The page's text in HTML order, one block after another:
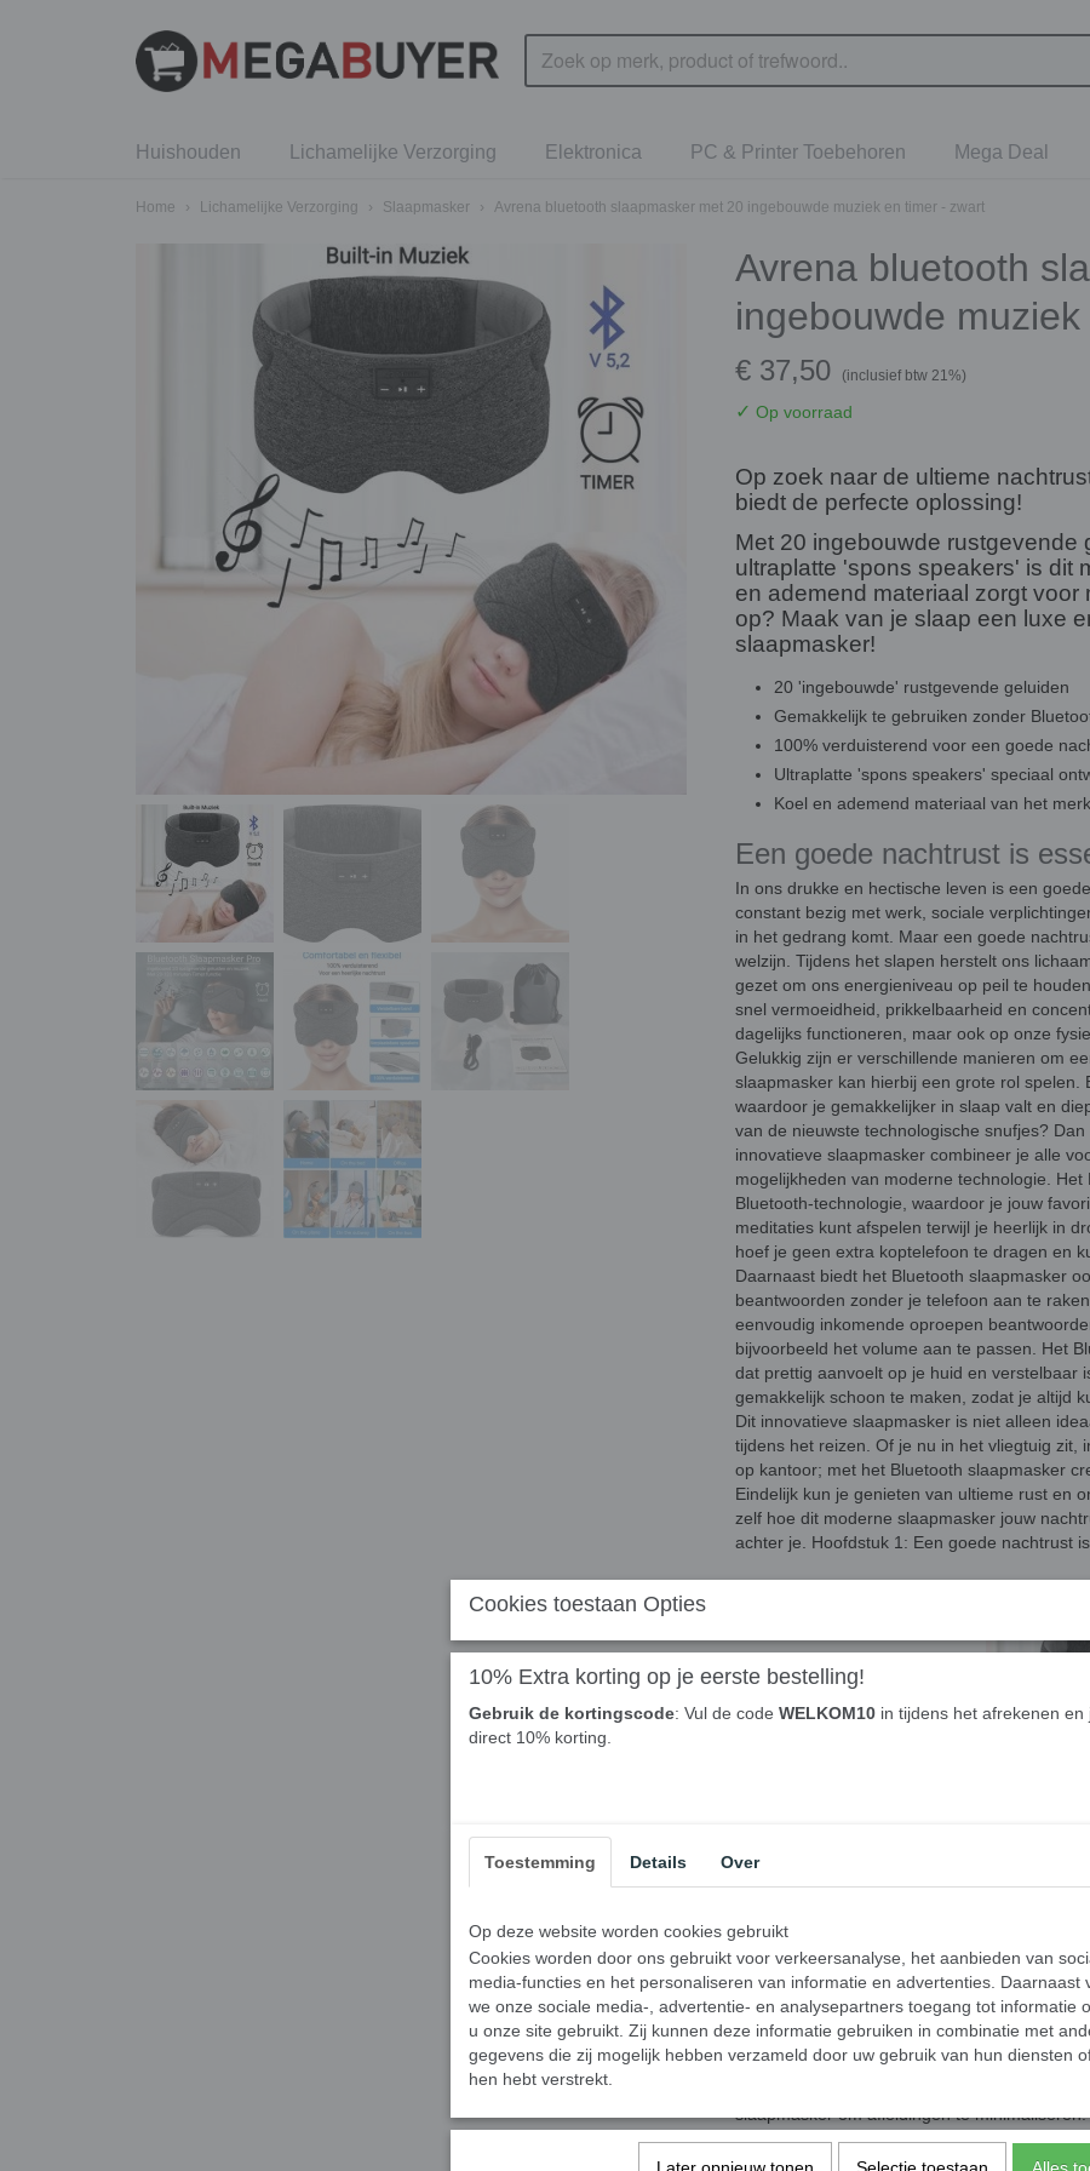
Huishouden Lichamelijke Verzorging Elektronica PC & Printer Toebehoren Mega Deal
Home › Lichamelijke Verzorging › Slaapmasker › Avrena bluetooth slaapmasker met 20 ingebouwde muziek en timer - zwart
Avrena bluetooth
ingebouwde
€ 37,50 (inclusief btw 21%)
✓ Op voorraad
Op zoek naar de ultieme
biedt de perfecte oplossing!
Met 20 ingebouwde rustgevende
ultraplatte 'spons speakers' is dit
en ademend materiaal zorgt voor
op? Maak van je slaap een luxe
slaapmasker!
20 'ingebouwde' rustgevende geluiden
Gemakkelijk te gebruiken zonder
100% verduisterend voor een goede
Ultraplatte 'spons speakers' speciaal
Koel en ademend materiaal van het
Een goede nachtrust is
In ons drukke en hectische leven is een
constant bezig met werk, sociale
in het gedrang komt. Maar een goede
welzijn. Tijdens het slapen herstelt ons
gezet om ons energieniveau op peil te
snel vermoeidheid, prikkelbaarheid en
dagelijks functioneren, maar ook op onze
Gelukkig zijn er verschillende manieren om
slaapmasker kan hierbij een grote rol spelen.
waardoor je gemakkelijker in slaap valt en
van de nieuwste technologische snufjes?
innovatieve slaapmasker combineer je alle
mogelijkheden van moderne technologie.
Bluetooth-technologie, waardoor je jouw
meditaties kunt afspelen terwijl je heerlijk in
hoef je geen extra koptelefoon te dragen en
Daarnaast biedt het Bluetooth slaapmasker
beantwoorden zonder je telefoon aan te
eenvoudig inkomende oproepen
bijvoorbeeld het volume aan te passen. Het
dat prettig aanvoelt op je huid en verstelbaar
gemakkelijk schoon te maken, zodat je altijd
Dit innovatieve slaapmasker is niet alleen
tijdens het reizen. Of je nu in het vliegtuig zit,
op kantoor; met het Bluetooth slaapmasker
Eindelijk kun je genieten van ultieme rust en
zelf hoe dit moderne slaapmasker jouw
achter je. Hoofdstuk 1: Een goede nachtrust
Het belang van een
Een comfortabel slaapmasker is van
dat je kunt genieten van een diepe en
licht om je heen. Maar waarom is een
een slaapmasker om alle vormen van licht
door de gordijnen schijnt of de verlichting in
effectief al het licht en creëert de perfecte
bevordert niet alleen je vermogen om snel in
diepere en meer herstellende slaapcyclus te
slaapmasker om afleidingen te
televisieschermen of verkeerslichten kunnen
volledig uitgerust wakker te worden negatief
Cookies toestaan Opties
10% Extra korting op je eerste bestelling!
Gebruik de kortingscode: Vul de code WELKOM10 in tijdens het afrekenen en
direct 10% korting.
Toestemming Details Over
Op deze website worden cookies gebruikt
Cookies worden door ons gebruikt voor verkeersanalyse, het aanbieden van
media-functies en het personaliseren van informatie en advertenties. Daarnaast
we onze sociale media-, advertentie- en analysepartners toegang tot informatie
u onze site gebruikt. Zij kunnen deze informatie gebruiken in combinatie met
gegevens die zij mogelijk hebben verzameld door uw gebruik van hun diensten
hen hebt verstrekt.